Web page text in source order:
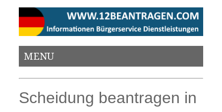
MENU
Scheidung beantragen in